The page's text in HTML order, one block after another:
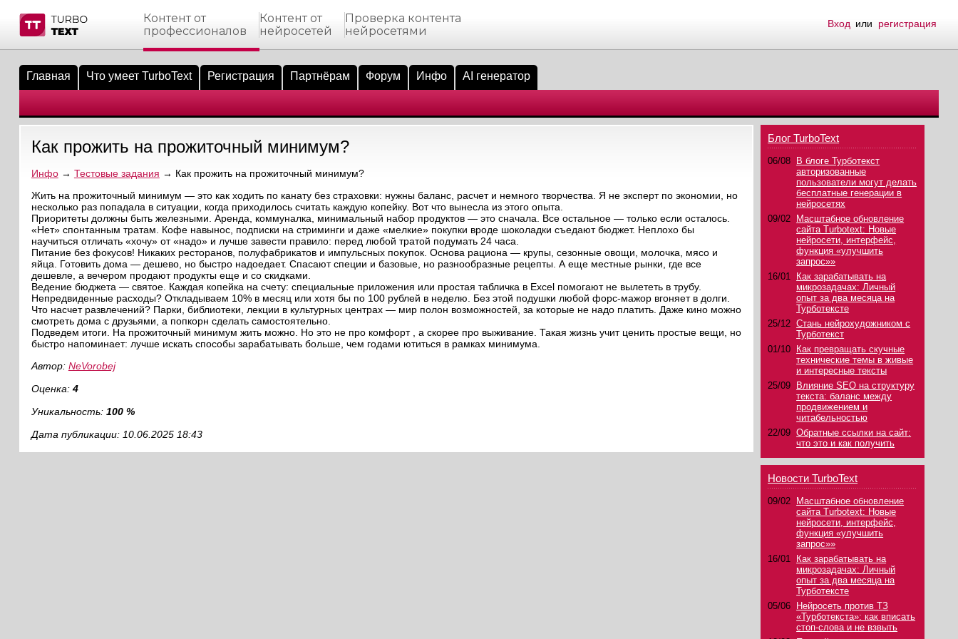
материалы
биржи
пользователи
на сайте
пользователей
сообщения
по форуму
Контент от
профессионалов
Контент от
нейросетей
Проверка контента
нейросетями
Вход или регистрация
Главная Что умеет TurboText Регистрация Партнёрам Форум Инфо AI генератор
Как прожить на прожиточный минимум?
Инфо→ Тестовые задания → Как прожить на прожиточный минимум?
Жить на прожиточный минимум — это как ходить по канату без страховки: нужны баланс, расчет и немного творчества. Я не эксперт по экономии, но
несколько раз попадала в ситуации, когда приходилось считать каждую копейку. Вот что вынесла из этого опыта.
Приоритеты должны быть железными. Аренда, коммуналка, минимальный набор продуктов — это сначала. Все остальное — только если осталось.
«Нет» спонтанным тратам. Кофе навынос, подписки на стриминги и даже «мелкие» покупки вроде шоколадки съедают бюджет. Неплохо бы
научиться отличать «хочу» от «надо» и лучше завести правило: перед любой тратой подумать 24 часа.
Питание без фокусов! Никаких ресторанов, полуфабрикатов и импульсных покупок. Основа рациона — крупы, сезонные овощи, молочка, мясо и
яйца. Готовить дома — дешево, но быстро надоедает. Спасают специи и базовые, но разнообразные рецепты. А еще местные рынки, где все
дешевле, а вечером продают продукты еще и со скидками.
Ведение бюджета — святое. Каждая копейка на счету: специальные приложения или простая табличка в Excel помогают не вылететь в трубу.
Непредвиденные расходы? Откладываем 10% в месяц или хотя бы по 100 рублей в неделю. Без этой подушки любой форс-мажор вгоняет в долги.
Что насчет развлечений? Парки, библиотеки, лекции в культурных центрах — мир полон возможностей, за которые не надо платить. Даже кино можно
смотреть дома с друзьями, а попкорн сделать самостоятельно.
Подведем итоги. На прожиточный минимум жить можно. Но это не про комфорт , а скорее про выживание. Такая жизнь учит ценить простые вещи, но
быстро напоминает: лучше искать способы зарабатывать больше, чем годами ютиться в рамках минимума.
Автор: NeVorobej
Оценка: 4
Уникальность: 100 %
Дата публикации: 10.06.2025 18:43
Блог TurboText
06/08
В блоге Турботекст
авторизованные
пользователи могут делать
бесплатные генерации в
нейросетях
09/02
Масштабное обновление
сайта Turbotext: Новые
нейросети, интерфейс,
функция «улучшить
запрос»»
16/01
Как зарабатывать на
микрозадачах: Личный
опыт за два месяца на
Турботексте
25/12 Стань нейрохудожником с
Турботекст
01/10
Как превращать скучные
технические темы в живые
и интересные тексты
25/09
Влияние SEO на структуру
текста: баланс между
продвижением и
читабельностью
22/09 Обратные ссылки на сайт:
что это и как получить
Новости TurboText
09/02
Масштабное обновление
сайта Turbotext: Новые
нейросети, интерфейс,
функция «улучшить
запрос»»
16/01
Как зарабатывать на
микрозадачах: Личный
опыт за два месяца на
Турботексте
05/06
Нейросеть против ТЗ
«Турботекста»: как вписать
стоп-слова и не взвыть